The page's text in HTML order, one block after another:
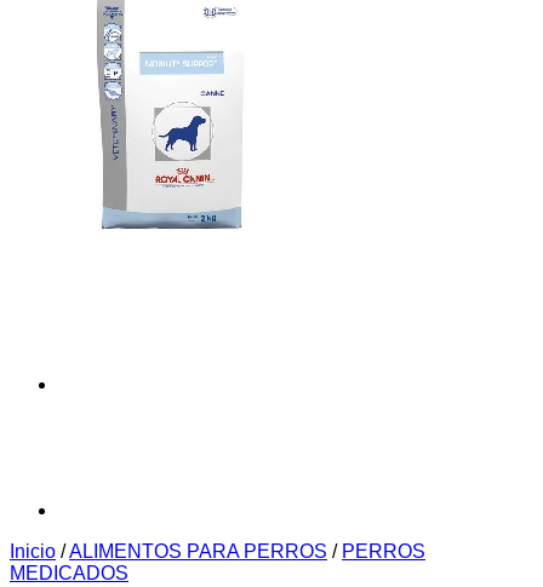
Inicio /ALIMENTOS PARA PERROS / PERROS
MEDICADOS